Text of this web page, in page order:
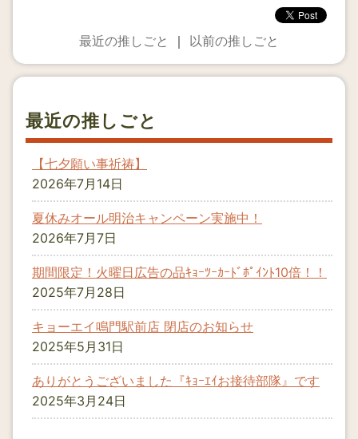
最近の推しごと
【七夕願い事祈祷】
2026年7月14日
夏休みオール明治キャンペーン実施中！
2026年7月7日
期間限定！火曜日広告の品ｷｮｰﾂｰｶｰﾄﾞﾎﾟｲﾝﾄ10倍！！
2025年7月28日
キョーエイ鳴門駅前店 閉店のお知らせ
2025年5月31日
ありがとうございました『ｷｮｰｴｲお接待部隊』です
2025年3月24日
最近の推しごと ｜ 以前の推しごと